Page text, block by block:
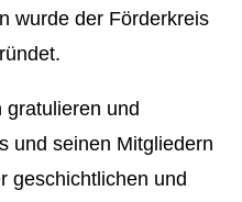
wurde der Förderkreis
gratulieren und
und seinen Mitgliedern
geschichtlichen und